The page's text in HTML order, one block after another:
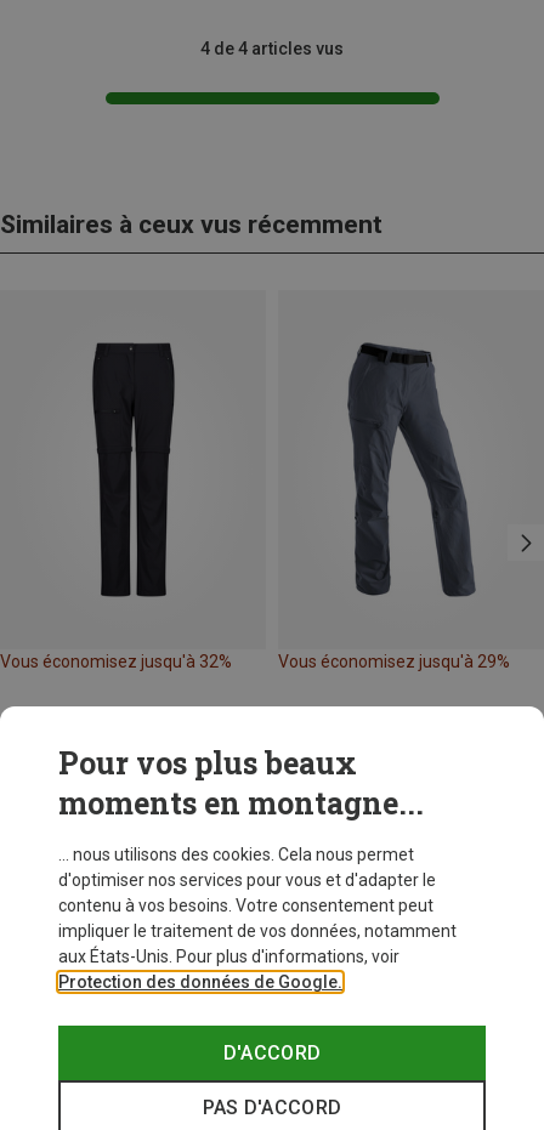
4 de 4 articles vus
Similaires à ceux vus récemment
Vous économisez jusqu'à 32% Vous économisez jusqu'à 29%
Pour vos plus beaux
moments en montagne...
... nous utilisons des cookies. Cela nous permet
d'optimiser nos services pour vous et d'adapter le
contenu à vos besoins. Votre consentement peut
impliquer le traitement de vos données, notamment
aux États-Unis. Pour plus d'informations, voir
Protection des données de Google.
D'ACCORD
PAS D'ACCORD